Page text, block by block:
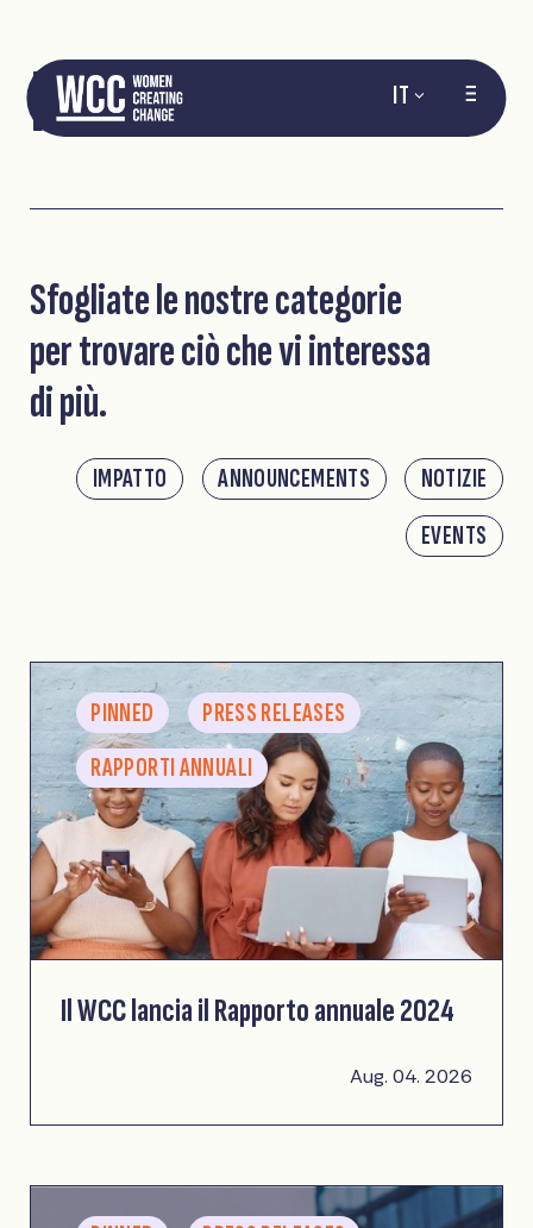
IT
NOTIZIE
Sfogliate le nostre categorie
per trovare ciò che vi interessa
di più.
IMPATTO ANNOUNCEMENTS
NOTIZIE
EVENTS
PINNED
PRESS RELEASES
RAPPORTI ANNUALI
Il WCC lancia il Rapporto annuale 2024
Aug. 04. 2026